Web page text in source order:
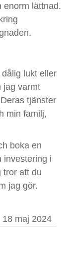
enorm lättnad.
lukt eller
jag varmt
tjänster
min familj,
boka en
investering i
tror att du
jag gör.
18 maj 2024